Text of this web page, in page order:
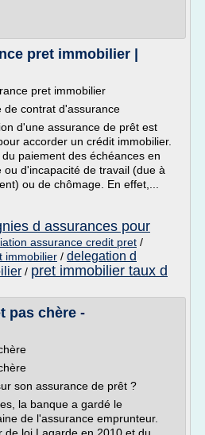
pret immobilier |
pret immobilier
de contrat d'assurance
d'une assurance de prêt est
accorder un crédit immobilier.
paiement des échéances en
d'incapacité de travail (due à
ou de chômage. En effet,...
d assurances pour
assurance credit pret /
immobilier / delegation d
/ pret immobilier taux d
pas chère -
son assurance de prêt ?
la banque a gardé le
de l'assurance emprunteur.